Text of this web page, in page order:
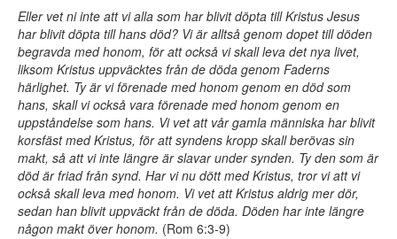
Eller vet ni inte att vi alla som har blivit döpta till Kristus Jesus
har blivit döpta till hans död? Vi är alltså genom dopet till döden
begravda med honom, för att också vi skall leva det nya livet,
liksom Kristus uppväcktes från de döda genom Faderns
härlighet. Ty är vi förenade med honom genom en död som
hans, skall vi också vara förenade med honom genom en
uppståndelse som hans. Vi vet att vår gamla människa har blivit
korsfäst med Kristus, för att syndens kropp skall berövas sin
makt, så att vi inte längre är slavar under synden. Ty den som är
död är friad från synd. Har vi nu dött med Kristus, tror vi att vi
också skall leva med honom. Vi vet att Kristus aldrig mer dör,
sedan han blivit uppväckt från de döda. Döden har inte längre
någon makt över honom. (Rom 6:3-9)